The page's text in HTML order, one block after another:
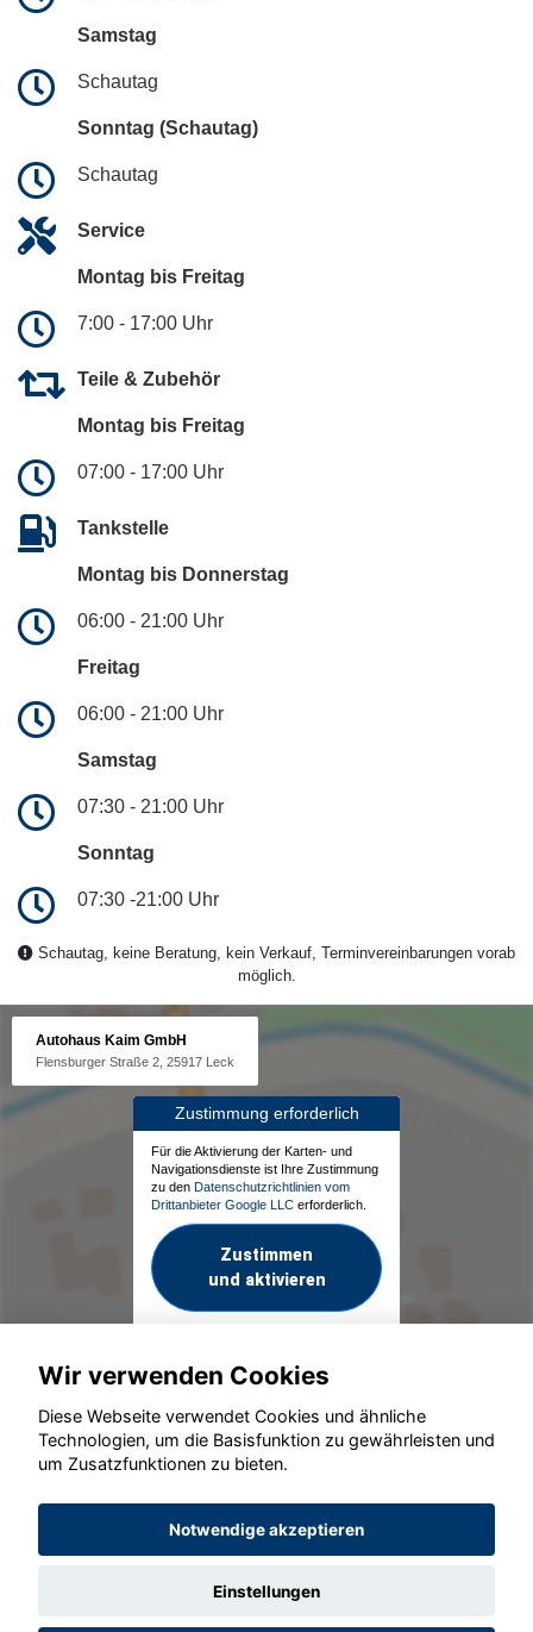
Samstag
Schautag
Sonntag (Schautag)
Schautag
Service
Montag bis Freitag
7:00 - 17:00 Uhr
Teile & Zubehör
Montag bis Freitag
07:00 - 17:00 Uhr
Tankstelle
Montag bis Donnerstag
06:00 - 21:00 Uhr
Freitag
06:00 - 21:00 Uhr
Samstag
07:30 - 21:00 Uhr
Sonntag
07:30 -21:00 Uhr
Schautag, keine Beratung, kein Verkauf, Terminvereinbarungen vorab
möglich.
Autohaus Kaim GmbH
Flensburger Straße 2, 25917 Leck
Zustimmung erforderlich
Für die Aktivierung der Karten- und
Navigationsdienste ist Ihre Zustimmung
zu den Datenschutzrichtlinien vom
Drittanbieter Google LLC erforderlich.
Zustimmen
und aktivieren
© konjunkturmotor.de GmbH 2020 - 2026
Wir verwenden Cookies
Diese Webseite verwendet Cookies und ähnliche
Technologien, um die Basisfunktion zu gewährleisten und
um Zusatzfunktionen zu bieten.
Notwendige akzeptieren
Einstellungen